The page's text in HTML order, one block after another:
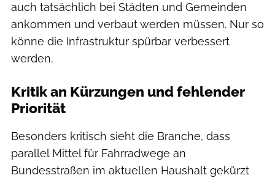
auch tatsächlich bei Städten und Gemeinden
ankommen und verbaut werden müssen. Nur so
könne die Infrastruktur spürbar verbessert
werden.
Kritik an Kürzungen und fehlender
Priorität
Besonders kritisch sieht die Branche, dass
parallel Mittel für Fahrradwege an
Bundesstraßen im aktuellen Haushalt gekürzt